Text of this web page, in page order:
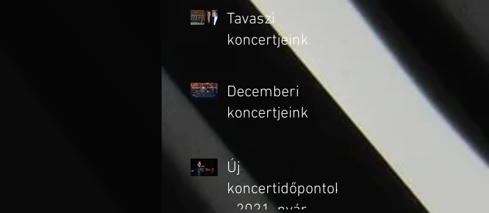
részvételi
támogatásra
Tavaszi
koncertjeink
Decemberi
koncertjeink
Új
koncertidőpontok